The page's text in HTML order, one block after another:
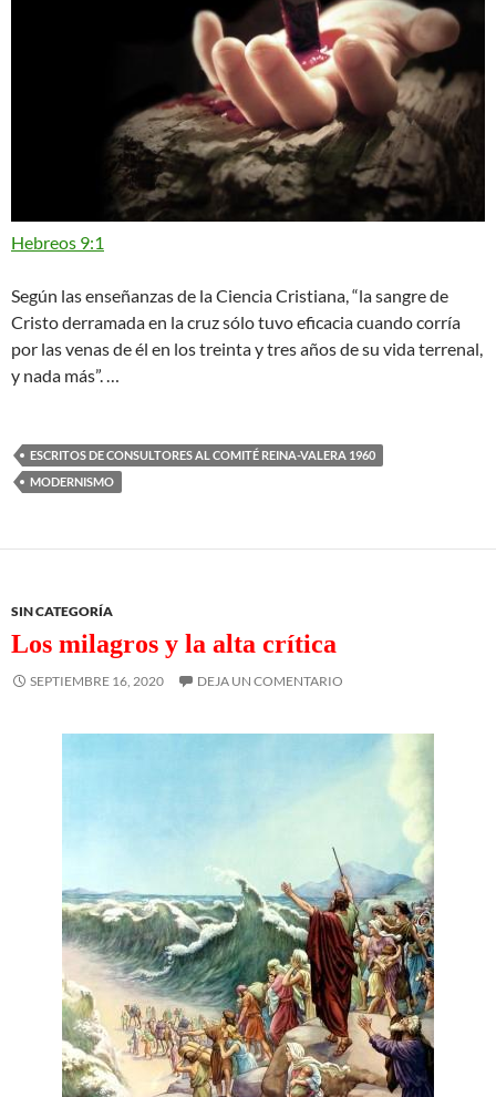
Hebreos 9:1
Según las enseñanzas de la Ciencia Cristiana, “la sangre de
Cristo derramada en la cruz sólo tuvo eficacia cuando corría
por las venas de él en los treinta y tres años de su vida terrenal,
y nada más”. …
ESCRITOS DE CONSULTORES AL COMITÉ REINA-VALERA 1960
MODERNISMO
SIN CATEGORÍA
Los milagros y la alta crítica
SEPTIEMBRE 16, 2020 DEJA UN COMENTARIO